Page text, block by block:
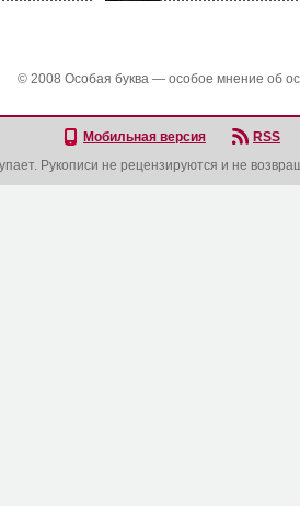
© 2008 Особая буква — особое мнение об
Мобильная версия
RSS
Рукописи не рецензируются и не